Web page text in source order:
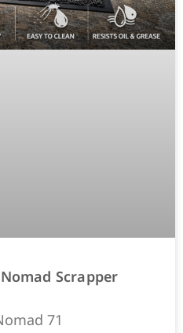
Scrapper
71